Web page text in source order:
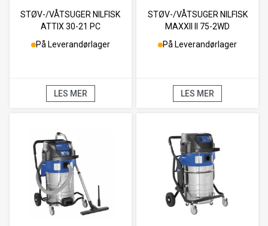
STØV-/VÅTSUGER NILFISK
ATTIX 30-21 PC
På Leverandørlager
LES MER
STØV-/VÅTSUGER NILFISK
MAXXII II 75-2WD
På Leverandørlager
LES MER